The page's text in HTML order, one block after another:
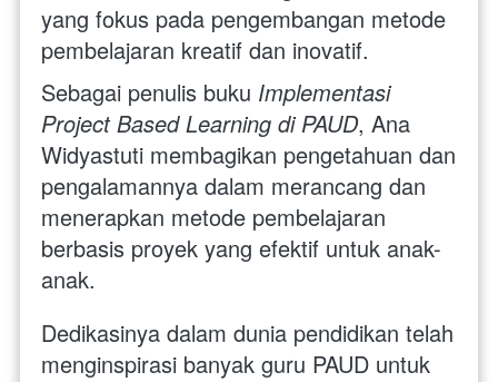
yang fokus pada pengembangan metode
pembelajaran kreatif dan inovatif.
Sebagai penulis buku Implementasi
Project Based Learning di PAUD, Ana
Widyastuti membagikan pengetahuan dan
pengalamannya dalam merancang dan
menerapkan metode pembelajaran
berbasis proyek yang efektif untuk anak-
anak.
Dedikasinya dalam dunia pendidikan telah
menginspirasi banyak guru PAUD untuk